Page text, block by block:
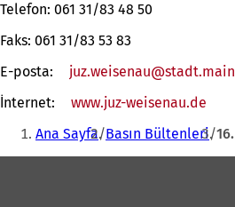
Telefon: 061 31/83 48 50
Faks: 061 31/83 53 83
E-posta:
juz.weisenau
İnternet:
www.juz-weisenau.de
Buradasınız:
Ana Sayfa Basın Bültenleri